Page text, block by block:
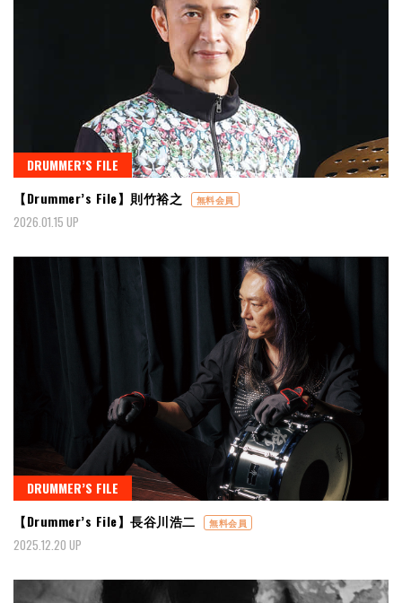
DRUMMER’S FILE
【Drummer’s File】則竹裕之
無料会員
2026.01.15 UP
DRUMMER’S FILE
【Drummer’s File】長谷川浩二
無料会員
2025.12.20 UP